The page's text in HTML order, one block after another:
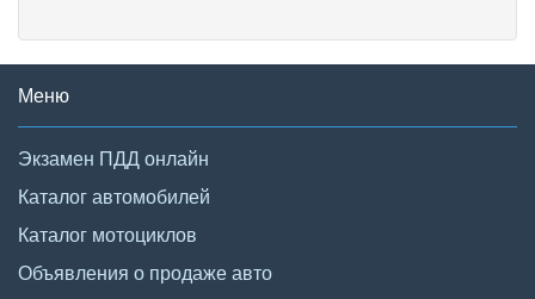
Меню
Экзамен ПДД онлайн
Каталог автомобилей
Каталог мотоциклов
Объявления о продаже авто